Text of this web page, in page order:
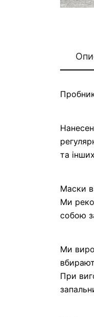
та
Маски
Ми
собою
Ми
При